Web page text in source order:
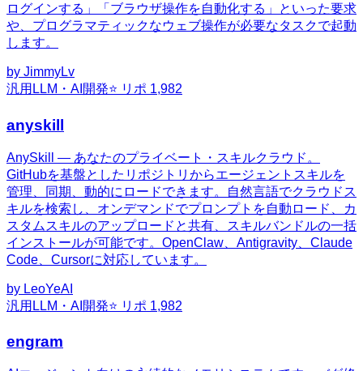
ログインする」「ブラウザ操作を自動化する」といった要求
や、プログラマティックなウェブ操作が必要なタスクで起動
します。
by JimmyLv
汎用 LLM・AI開発⭐ リポ 1,982
anyskill
AnySkill — あなたのプライベート・スキルクラウド。
GitHubを基盤としたリポジトリからエージェントスキルを
管理、同期、動的にロードできます。自然言語でクラウドス
キルを検索し、オンデマンドでプロンプトを自動ロード、カ
スタムスキルのアップロードと共有、スキルバンドルの一括
インストールが可能です。OpenClaw、Antigravity、Claude
Code、Cursorに対応しています。
by LeoYeAI
汎用 LLM・AI開発⭐ リポ 1,982
engram